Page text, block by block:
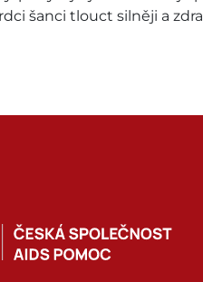
šanci tlouct silněji a